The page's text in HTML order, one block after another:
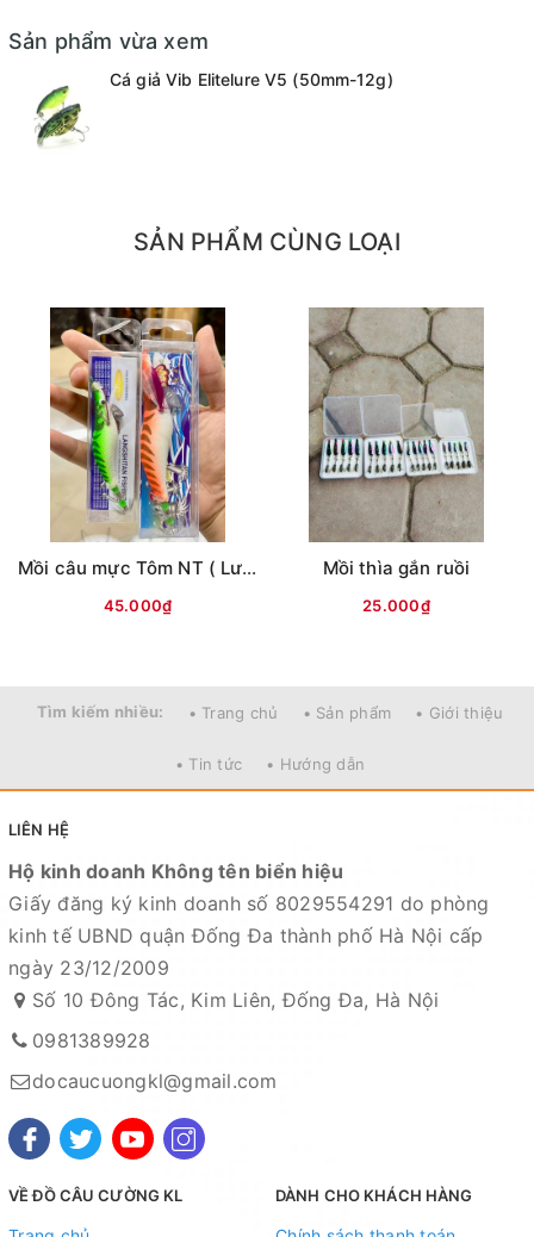
- Chuyên sỉ lẻ toàn quốc.
- Địa chỉ : Số 10 Đông Tác - Kim Liên - Hà Nội.
- Hotline tư vấn + đặt hàng : 0981389928
- Bán sỉ : 090 565 6668
Sản phẩm vừa xem
Cá giả Vib Elitelure V5 (50mm-12g)
SẢN PHẨM CÙNG LOẠI
Mồi câu mực Tôm NT ( Lưng vằn )
45.000₫
Mồi thìa gắn ruồi
25.000₫
Tìm kiếm nhiều: • Trang chủ • Sản phẩm • Giới thiệu
• Tin tức • Hướng dẫn
LIÊN HỆ
Hộ kinh doanh Không tên biển hiệu
Giấy đăng ký kinh doanh số 8029554291 do phòng
kinh tế UBND quận Đống Đa thành phố Hà Nội cấp
ngày 23/12/2009
Số 10 Đông Tác, Kim Liên, Đống Đa, Hà Nội
0981389928
docaucuongkl@gmail.com
VỀ ĐỒ CÂU CƯỜNG KL DÀNH CHO KHÁCH HÀNG